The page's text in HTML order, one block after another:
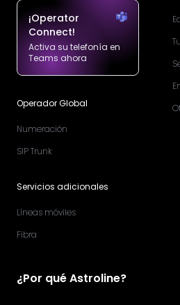
¡Operator
Connect!
Activa su telefonía en
Teams ahora
Operador Global
Numeración
SIP Trunk
Servicios adicionales
Líneas móviles
Fibra
¿Por qué Astroline?